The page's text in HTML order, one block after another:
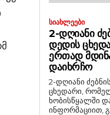
ᲡᲘᲐᲮᲚᲔᲔᲑᲘ
2-ᲓᲦᲘᲐᲜᲘ
ᲓᲔᲓᲘᲡ
ᲔᲠᲗᲐᲓ
ᲓᲐᲘᲮᲠᲩᲝ
2-დღიანი
ცხედარი,
ხობისწყალში
ინფორმაციით,